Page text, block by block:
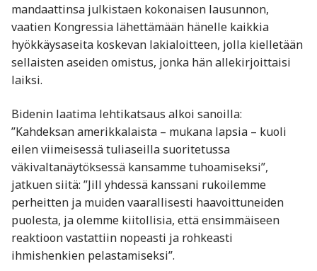
mandaattinsa julkistaen kokonaisen lausunnon,
vaatien Kongressia lähettämään hänelle kaikkia
hyökkäysaseita koskevan lakialoitteen, jolla kielletään
sellaisten aseiden omistus, jonka hän allekirjoittaisi
laiksi.
Bidenin laatima lehtikatsaus alkoi sanoilla:
”Kahdeksan amerikkalaista – mukana lapsia – kuoli
eilen viimeisessä tuliaseilla suoritetussa
väkivaltanäytöksessä kansamme tuhoamiseksi”,
jatkuen siitä: ”Jill yhdessä kanssani rukoilemme
perheitten ja muiden vaarallisesti haavoittuneiden
puolesta, ja olemme kiitollisia, että ensimmäiseen
reaktioon vastattiin nopeasti ja rohkeasti
ihmishenkien pelastamiseksi”.